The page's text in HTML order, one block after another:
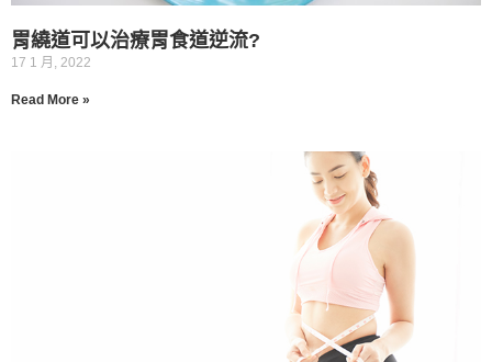
胃繞道可以治療胃食道逆流?
17 1 月, 2022
Read More »